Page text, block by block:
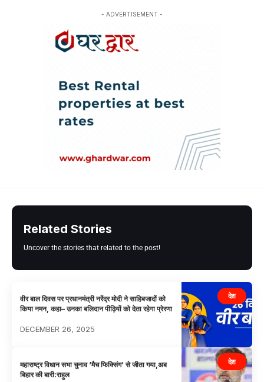
- ADVERTISEMENT -
Related Stories
Uncover the stories that related to the post!
देश
वीर बाल दिवस पर प्रधानमंत्री नरेंद्र मोदी ने साहिबजादों को
किया नमन, कहा– उनका बलिदान पीढ़ियों को देता रहेगा प्रेरणा
DECEMBER 26, 2025
देश
महाराष्ट्र विधान सभा चुनाव ‘मैच फिक्सिंग’ से जीता गया,अब
बिहार की बारी:राहुल